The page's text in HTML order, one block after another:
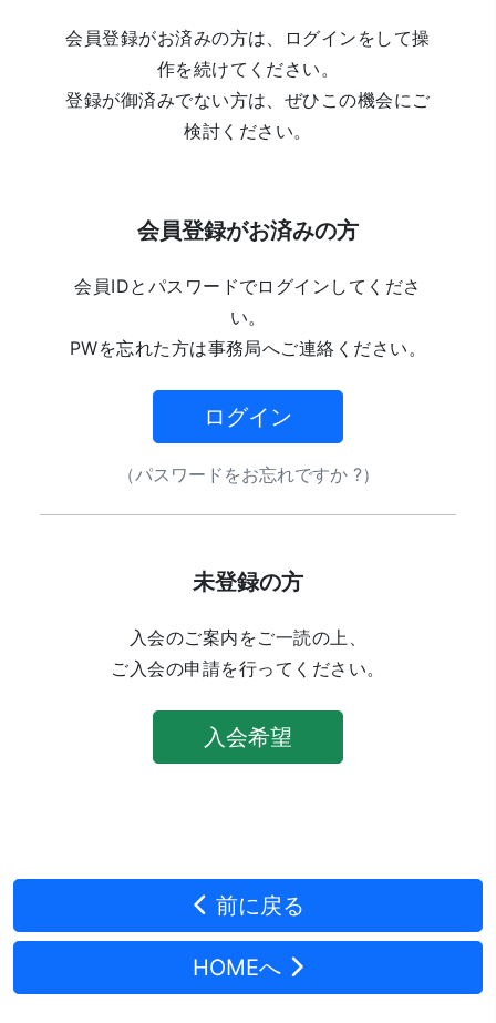
会員登録がお済みの方は、ログインをして操
作を続けてください。
登録が御済みでない方は、ぜひこの機会にご
検討ください。
会員登録がお済みの方
会員IDとパスワードでログインしてくださ
い。
PWを忘れた方は事務局へご連絡ください。
ログイン
（パスワードをお忘れですか ?）
未登録の方
入会のご案内をご一読の上、
ご入会の申請を行ってください。
入会希望
前に戻る
HOMEへ